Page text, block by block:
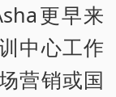
更早来
中心工作
营销或国